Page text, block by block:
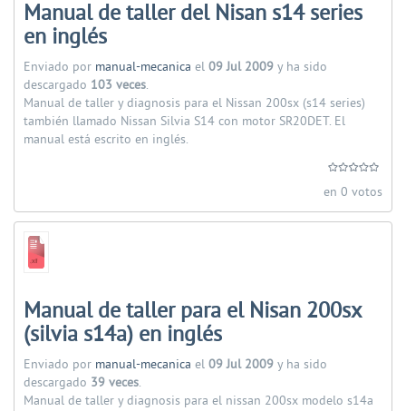
Manual de taller del Nisan s14 series
en inglés
Enviado por manual-mecanica el 09 Jul 2009 y ha sido
descargado 103 veces.
Manual de taller y diagnosis para el Nissan 200sx (s14 series)
también llamado Nissan Silvia S14 con motor SR20DET. El
manual está escrito en inglés.
en 0 votos
Manual de taller para el Nisan 200sx
(silvia s14a) en inglés
Enviado por manual-mecanica el 09 Jul 2009 y ha sido
descargado 39 veces.
Manual de taller y diagnosis para el nissan 200sx modelo s14a